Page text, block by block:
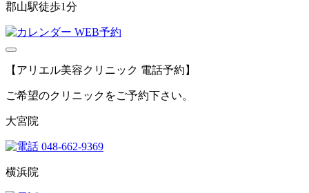
郡山駅徒歩1分
WEB予約
【アリエル美容クリニック 電話予約】
ご希望のクリニックをご予約下さい。
大宮院
048-662-9369
横浜院